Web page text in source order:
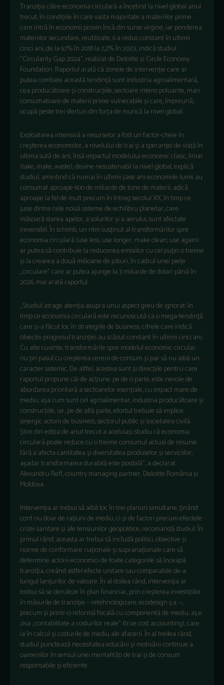
Tranziția către economia circulară a încetinit la nivel global anul
trecut, în condițiile în care vasta majoritate a materiilor prime
care intră în economii provin încă din surse virgine, iar ponderea
materiilor secundare, reutilizate, s-a redus constant în ultimii
cinci ani, de la 9,1% în 2018 la 7,2% în 2023, indică studiul
”Circularity Gap 2024”, realizat de Deloitte și Circle Economy
Foundation. Raportul arată că zonele de intervenție care ar
putea combate această tendință sunt industria agroalimentară,
cea producătoare și construcțiile, sectoare intens poluante, mari
consumatoare de materii prime vulnerabile și care, împreună,
ocupă peste trei sferturi din forța de muncă la nivel global.
Exploatarea intensivă a resurselor a fost un factor-cheie în
creșterea economiilor, a nivelului de trai și a speranței de viață în
ultima sută de ani, însă impactul modelului economic clasic, liniar
(take, make, waste), devine nesustenabil la nivel global, explică
studiul, amintind că numai în ultimii șase ani economiile lumii au
consumat aproape 600 de miliarde de tone de materii, adică
aproape la fel de mult precum în întreg secolul XX, în timp ce
șase dintre cele nouă sisteme de echilibru planetar, care
măsoară starea apelor, a solurilor și a aerului, sunt afectate
ireversibil. În schimb, un ritm susținut al transformărilor spre
economia circulară (use less, use longer, make clean, use again)
ar putea să contribuie la reducerea emisiilor cu cel puțin o treime
și la crearea a două milioane de joburi, în cadrul unei piețe
„circulare” care ar putea ajunge la 3 miliarde de dolari până în
2026, mai arată raportul.
„Studiul atrage atenția asupra unui aspect greu de ignorat: în
timp ce economia circulară este recunoscută ca o mega-tendință
care și-a făcut loc în strategiile de business, cifrele care indică
obiectiv progresul tranziției au scăzut constant în ultimii cinci ani.
Cu alte cuvinte, transformările spre modelul economic circular
nu țin pasul cu creșterea cererii de consum și par să nu aibă un
caracter sistemic. De altfel, acestea sunt și direcțiile pentru care
raportul propune căi de acțiune: pe de o parte, este nevoie de
abordarea prioritară a sectoarelor esențiale, cu impact mare de
mediu, așa cum sunt cel agroalimentar, industria producătoare și
construcțiile, iar, pe de altă parte, efortul trebuie să implice
sinergic actorii de business, sectorul public și societatea civilă.
Știm din ediția de anul trecut a aceluiași studiu că economia
circulară poate reduce cu o treime consumul actual de resurse
fără a afecta cantitatea și diversitatea produselor și serviciilor,
așadar transformarea durabilă este posibilă”, a declarat
Alexandru Reff, country managing partner, Deloitte România și
Moldova.
Intervenția ar trebui să aibă loc în trei planuri simultane, ținând
cont nu doar de rațiuni de mediu, ci și de factori precum efectele
crizei sanitare și ale tensiunilor geopolitice, recomandă studiul. În
primul rând, aceasta ar trebui să includă politici, obiective și
norme de conformare naționale și supranaționale care să
determine actorii economici de toate categoriile să înceapă
tranziția, creând astfel efecte unitare sau comparabile de-a
lungul lanțurilor de valoare. În al doilea rând, intervenția ar
trebui să se deruleze în plan financiar, prin creșterea investițiilor
în măsurile de tranziție – retehnologizare, ecodesign ș.a. –,
precum și printr-o reformă fiscală cu componentă de mediu, așa-
zisa „contabilitate a costurilor reale” (true cost accounting), care
ia în calcul și costurile de mediu ale afacerii. În al treilea rând,
studiul punctează necesitatea educării și motivării continue a
oamenilor în sensul unei mentalități de trai și de consum
responsabile și eficiente.